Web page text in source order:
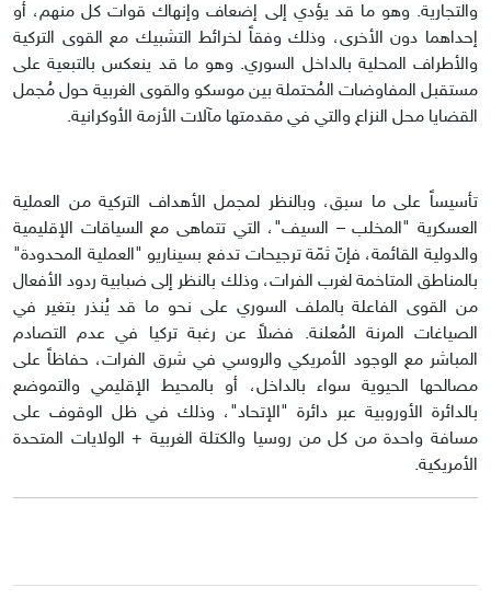
والتجارية. وهو ما قد يؤدي إلى إضعاف وإنهاك قوات كل منهم، أو
إحداهما دون الأخرى، وذلك وفقاً لخرائط التشبيك مع القوى التركية
والأطراف المحلية بالداخل السوري. وهو ما قد ينعكس بالتبعية على
مستقبل المفاوضات المُحتملة بين موسكو والقوى الغربية حول مُجمل
القضايا محل النزاع والتي في مقدمتها مآلات الأزمة الأوكرانية.
تأسيساً على ما سبق، وبالنظر لمجمل الأهداف التركية من العملية
العسكرية "المخلب – السيف"، التي تتماهى مع السياقات الإقليمية
والدولية القائمة، فإنّ ثمّة ترجيحات تدفع بسيناريو "العملية المحدودة"
بالمناطق المتاخمة لغرب الفرات، وذلك بالنظر إلى ضبابية ردود الأفعال
من القوى الفاعلة بالملف السوري على نحو ما قد يُنذر بتغير في
الصياغات المرنة المُعلنة. فضلاً عن رغبة تركيا في عدم التصادم
المباشر مع الوجود الأمريكي والروسي في شرق الفرات، حفاظاً على
مصالحها الحيوية سواء بالداخل، أو بالمحيط الإقليمي والتموضع
بالدائرة الأوروبية عبر دائرة "الإتحاد"، وذلك في ظل الوقوف على
مسافة واحدة من كل من روسيا والكتلة الغربية + الولايات المتحدة
الأمريكية.